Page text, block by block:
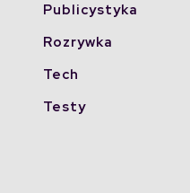
Publicystyka
Rozrywka
Tech
Testy